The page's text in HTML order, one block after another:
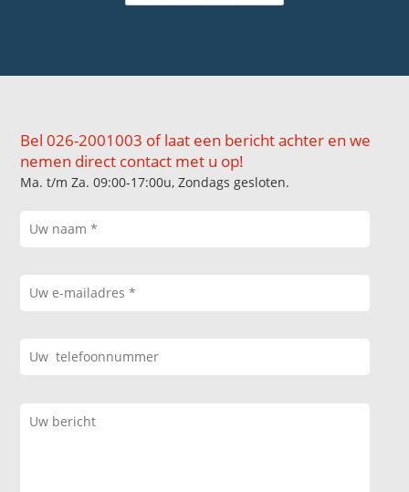
Bel 026-2001003 of laat een bericht achter en we
nemen direct contact met u op!
Ma. t/m Za. 09:00-17:00u, Zondags gesloten.